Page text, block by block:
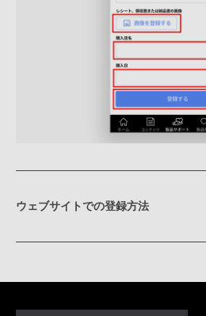
ウェブサイトでの登録方法